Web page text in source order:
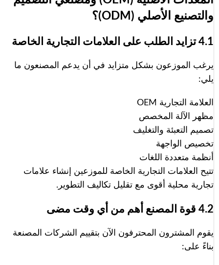
والتصنيع الأصلي (ODM)؟
4.1 تزايد الطلب على العلامات التجارية الخاصة
يرغب الموزعون بشكل متزايد في أن يدعم المصنعون ما
يلي:
العلامة التجارية OEM
مظهر الآلة المخصص
تصميم التعبئة والتغليف
تخصيص الواجهة
أنظمة متعددة اللغات
تتيح العلامات التجارية الخاصة للموزعين إنشاء علامات
تجارية محلية أقوى مع تقليل تكاليف التطوير.
4.2 قوة المصنع أهم من أي وقت مضى
يقوم المشترون المحترفون الآن بتقييم الشركات المصنعة
بناءً على: